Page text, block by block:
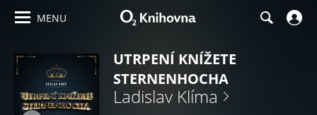
MENU
UTRPENÍ KNÍŽETE
STERNENHOCHA
Ladislav Klíma